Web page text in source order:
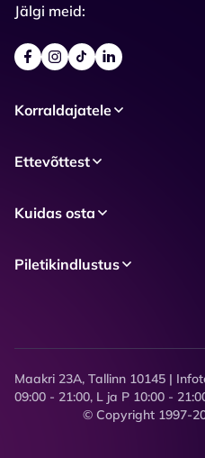
Jälgi meid:
Korraldajatele
Ettevõttest
Kuidas osta
Piletikindlustus
Maakri 23A, Tallinn 10145 |
09:00 - 21:00, L ja P 10:00 -
© Copyright 1997-